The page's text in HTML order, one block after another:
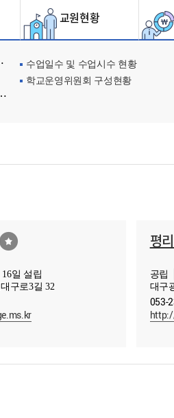
교원현황
수업일수 및 수업시수 현황
학교운영위원회 구성현황
일 설립
구로3길 32
평
공립
대구
053-